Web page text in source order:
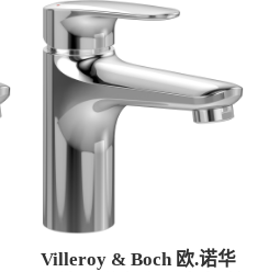
Villeroy & Boch 欧.诺华